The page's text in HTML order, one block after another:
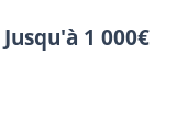
Jusqu'à 1 000€